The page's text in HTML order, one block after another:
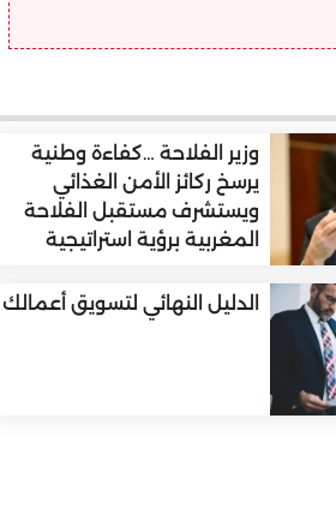
وزير الفلاحة …كفاءة وطنية
يرسخ ركائز الأمن الغذائي
ويستشرف مستقبل الفلاحة
المغربية برؤية استراتيجية
الدليل النهائي لتسويق أعمالك